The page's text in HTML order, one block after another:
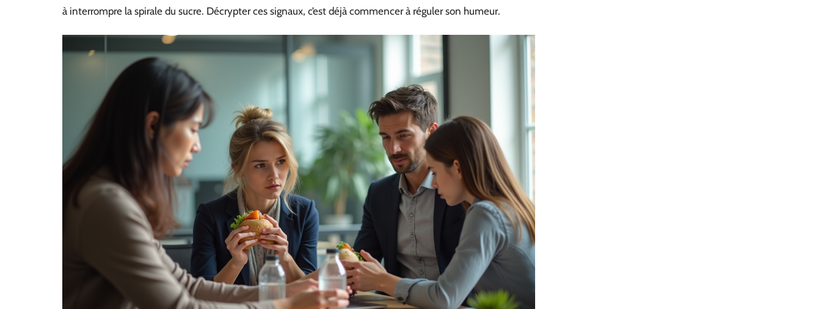
à interrompre la spirale du sucre. Décrypter ces signaux, c’est déjà commencer à réguler son humeur.